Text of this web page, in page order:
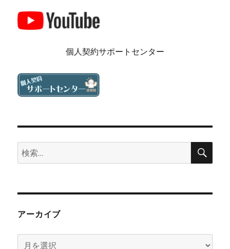
個人契約サポートセンター
検
索:
検
アーカイブ